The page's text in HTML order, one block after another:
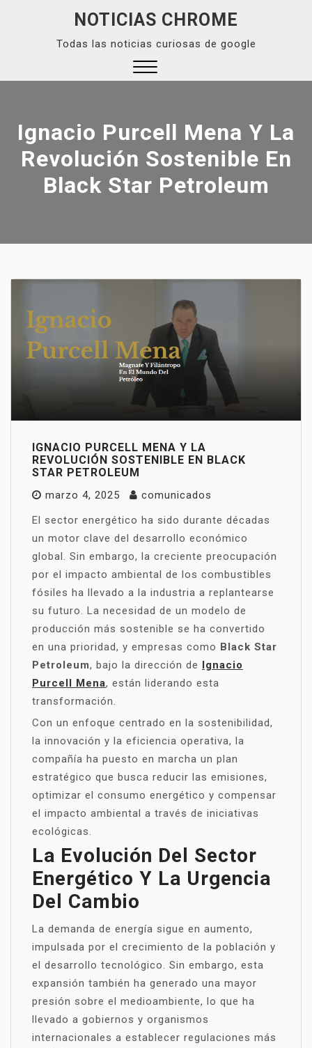
NOTICIAS CHROME
Todas las noticias curiosas de google
Ignacio Purcell Mena Y La
Revolución Sostenible En
Black Star Petroleum
IGNACIO PURCELL MENA Y LA
REVOLUCIÓN SOSTENIBLE EN BLACK
STAR PETROLEUM
marzo 4, 2025
comunicados
El sector energético ha sido durante décadas
un motor clave del desarrollo económico
global. Sin embargo, la creciente preocupación
por el impacto ambiental de los combustibles
fósiles ha llevado a la industria a replantearse
su futuro. La necesidad de un modelo de
producción más sostenible se ha convertido
en una prioridad, y empresas como Black Star
Petroleum, bajo la dirección de Ignacio
Purcell Mena, están liderando esta
transformación.
Con un enfoque centrado en la sostenibilidad,
la innovación y la eficiencia operativa, la
compañía ha puesto en marcha un plan
estratégico que busca reducir las emisiones,
optimizar el consumo energético y compensar
el impacto ambiental a través de iniciativas
ecológicas.
La Evolución Del Sector
Energético Y La Urgencia
Del Cambio
La demanda de energía sigue en aumento,
impulsada por el crecimiento de la población y
el desarrollo tecnológico. Sin embargo, esta
expansión también ha generado una mayor
presión sobre el medioambiente, lo que ha
llevado a gobiernos y organismos
internacionales a establecer regulaciones más